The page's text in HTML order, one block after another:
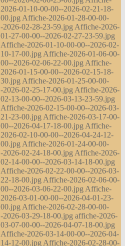
2026-01-10-00-00--2026-02-21-18-
00.jpg Affiche-2026-01-28-00-00-
-2026-02-28-23-59.jpg Affiche-2026-
01-27-00-00--2026-02-27-23-59.jpg
Affiche-2026-01-10-00-00--2026-02-
10-17-00.jpg Affiche-2026-01-06-00-
00--2026-02-06-22-00.jpg Affiche-
2026-01-15-00-00--2026-02-15-18-
30.jpg Affiche-2026-01-25-00-00-
-2026-02-25-17-00.jpg Affiche-2026-
02-13-00-00--2026-03-13-23-59.jpg
Affiche-2026-02-15-00-00--2026-03-
21-23-00.jpg Affiche-2026-03-17-00-
00--2026-04-17-18-00.jpg Affiche-
2026-02-10-00-00--2026-04-24-12-
00.jpg Affiche-2026-01-24-00-00-
-2026-02-24-18-00.jpg Affiche-2026-
02-14-00-00--2026-03-14-18-00.jpg
Affiche-2026-02-22-00-00--2026-03-
22-18-00.jpg Affiche-2026-02-06-00-
00--2026-03-06-22-00.jpg Affiche-
2026-03-01-00-00--2026-04-01-23-
00.jpg Affiche-2026-02-28-00-00-
-2026-03-29-18-00.jpg affiche-2026-
03-07-00-00--2026-04-07-18-00.jpg
Affiche-2026-03-14-00-00--2026-04-
14-12-00.jpg Affiche-2026-02-28-00-